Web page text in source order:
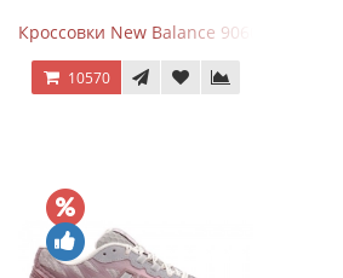
Кроссовки New Balance 9060 Triple
10570